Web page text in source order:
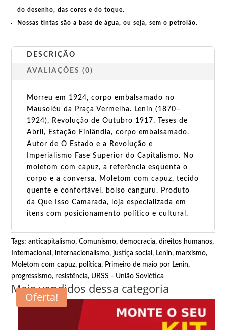
do desenho, das cores e do toque.
Nossas tintas são a base de água, ou seja, sem o petrolão.
DESCRIÇÃO
AVALIAÇÕES (0)
Morreu em 1924, corpo embalsamado no
Mausoléu da Praça Vermelha. Lenin (1870–
1924), Revolução de Outubro 1917. Teses de
Abril, Estação Finlândia, corpo embalsamado.
Autor de O Estado e a Revolução e
Imperialismo Fase Superior do Capitalismo. No
moletom com capuz, a referência esquenta o
corpo e a conversa. Moletom com capuz, tecido
quente e confortável, bolso canguru. Produto
da Que Isso Camarada, loja especializada em
itens com posicionamento político e cultural.
Tags:anticapitalismo,Comunismo,democracia,direitos humanos,
Internacional,internacionalismo,justiça social, Lenin, marxismo,
Moletom com capuz, política, Primeiro de maio por Lenin,
progressismo, resistência, URSS - União Soviética
Mais vendidos dessa categoria
Oferta!